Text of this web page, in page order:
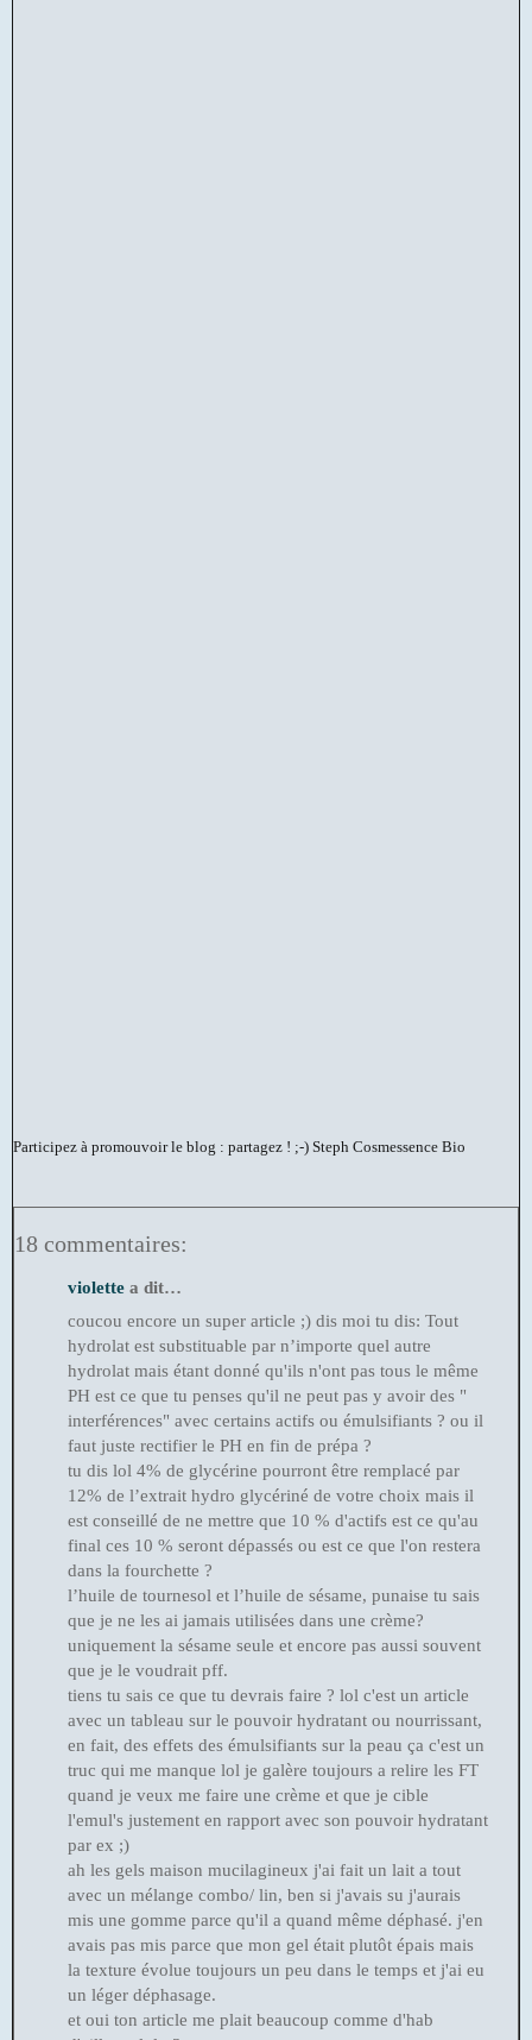
Participez à promouvoir le blog : partagez ! ;-) Steph Cosmessence Bio
18 commentaires:
violette a dit…
coucou encore un super article ;) dis moi tu dis: Tout
hydrolat est substituable par n’importe quel autre
hydrolat mais étant donné qu'ils n'ont pas tous le même
PH est ce que tu penses qu'il ne peut pas y avoir des "
interférences" avec certains actifs ou émulsifiants ? ou il
faut juste rectifier le PH en fin de prépa ?
tu dis lol 4% de glycérine pourront être remplacé par
12% de l’extrait hydro glycériné de votre choix mais il
est conseillé de ne mettre que 10 % d'actifs est ce qu'au
final ces 10 % seront dépassés ou est ce que l'on restera
dans la fourchette ?
l’huile de tournesol et l’huile de sésame, punaise tu sais
que je ne les ai jamais utilisées dans une crème?
uniquement la sésame seule et encore pas aussi souvent
que je le voudrait pff.
tiens tu sais ce que tu devrais faire ? lol c'est un article
avec un tableau sur le pouvoir hydratant ou nourrissant,
en fait, des effets des émulsifiants sur la peau ça c'est un
truc qui me manque lol je galère toujours a relire les FT
quand je veux me faire une crème et que je cible
l'emul's justement en rapport avec son pouvoir hydratant
par ex ;)
ah les gels maison mucilagineux j'ai fait un lait a tout
avec un mélange combo/ lin, ben si j'avais su j'aurais
mis une gomme parce qu'il a quand même déphasé. j'en
avais pas mis parce que mon gel était plutôt épais mais
la texture évolue toujours un peu dans le temps et j'ai eu
un léger déphasage.
et oui ton article me plait beaucoup comme d'hab